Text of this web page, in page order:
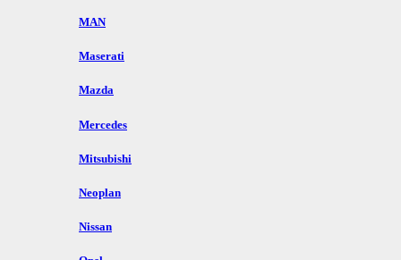
MAN
Maserati
Mazda
Mercedes
Mitsubishi
Neoplan
Nissan